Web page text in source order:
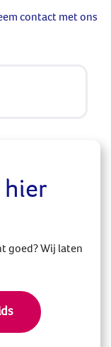
contact met ons
hier
goed? Wij laten